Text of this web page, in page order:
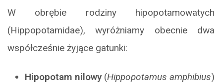
W obrębie rodziny hipopotamowatych
(Hippopotamidae), wyróżniamy obecnie dwa
współcześnie żyjące gatunki:
Hipopotam nilowy(Hippopotamus amphibius)